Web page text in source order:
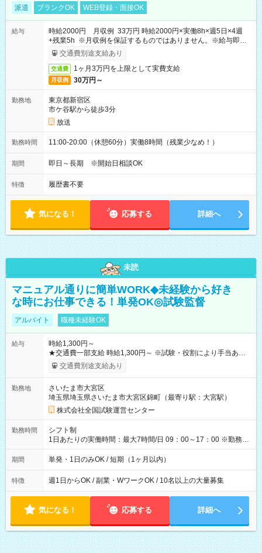
派遣 ブランクOK WEB登録・面接OK
給与
時給2000円 月収例 33万円 時給2000円×実働8h×週5日×4週
+残業5h ※月収例を保証するものではありません。※給与即受
取りサービス利用可（利用条件有）
交通費別途支給あり
交通費 1ヶ月3万円を上限として実費支給
月収例 30万円～
勤務地
東京都新宿区
市ケ谷駅から徒歩3分
放送
勤務時間 11:00-20:00（休憩60分）実働8時間（残業少なめ！）
期間 即日～長期 ※開始日相談OK
特徴 履歴書不要
気になる！ 応募する 詳細へ
未読
マニュアル通りに簡単WORK◆未経験から好き
な時にお仕事できる！単発OK◎試験監督
アルバイト 職種未経験OK
給与
時給1,300円～
★交通費一部支給 時給1,300円～ ※試験・役割により手当あり
※勤務回数により昇給あり 【即給（前払い）オプションあ
り！】 希望される場合、勤務から1週間ほどで給与の一部を受け
例】 ・河合塾模擬試験 8:30～17:30（休憩1時間） 時給1,300円
×8時間＝日収10,400円＋交通費 ※当日の役割により時給＋100
円の場合あり ・国家試験 7:00～13:30（休憩なし） 時給1,300
円（役割手当＋100円）×6時間＝日収8,400円＋交通費 【試用期
間】試用期間なし
交通費別途支給あり
勤務地
さいたま市大宮区
埼玉県埼玉県さいたま市大宮区錦町（最寄り駅：大宮駅）
株式会社全国試験運営センター
勤務時間
シフト制
1日あたりの実働時間：最大7時間/日 09：00～17：00 ※勤務時
間は 試験により異なります。
期間 単発・1日のみOK / 短期（1ヶ月以内）
特徴 週1日からOK / 副業・WワークOK / 10名以上の大量募集
気になる！ 応募する 詳細へ